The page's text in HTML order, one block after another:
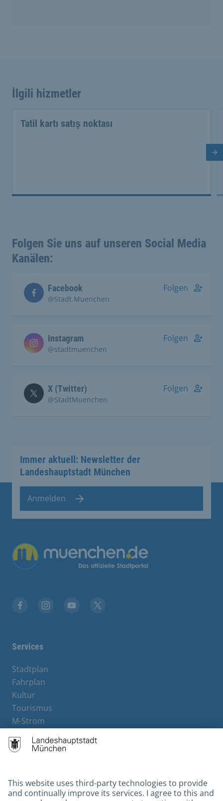
İlgili hizmetler
Tatil kartı satış noktası
Folgen Sie uns auf unseren Social Media
Kanälen:
Facebook
@Stadt.Muenchen
Folgen
Instagram
@stadtmuenchen
Folgen
X (Twitter)
@StadtMuenchen
Folgen
Immer aktuell: Newsletter der
Landeshauptstadt München
Anmelden
Übergreifende Links
Services
Stadtplan
Fahrplan
Kultur
Tourismus
M-Strom
Hotels
Contact